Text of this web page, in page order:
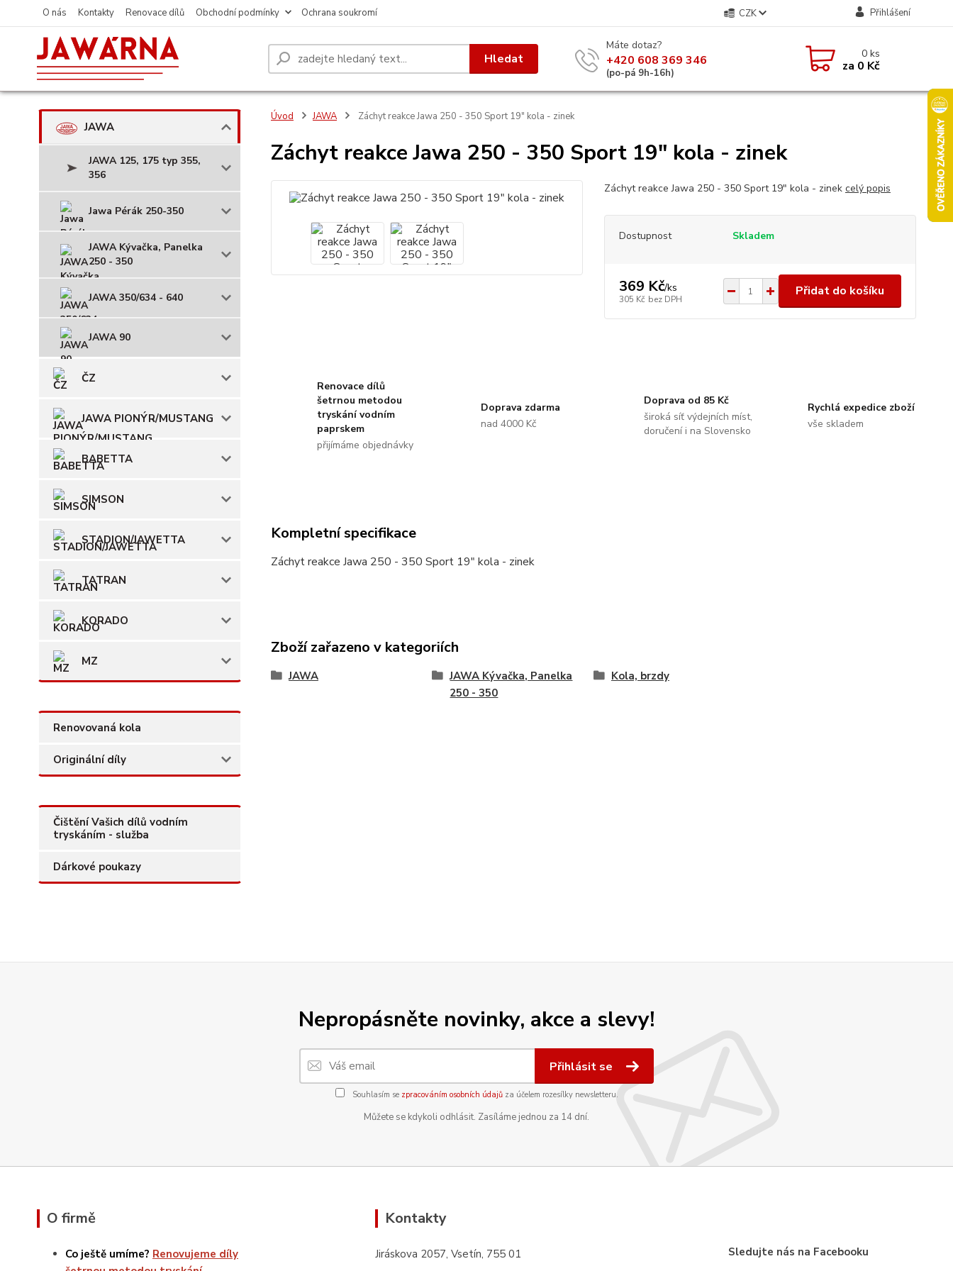
O nás Kontakty Renovace dílů Obchodní podmínky Ochrana soukromí CZK Přihlášení
Hledat
Máte dotaz?
+420 608 369 346
(po-pá 9h-16h)
0ks
za 0 Kč
JAWA
JAWA 125, 175 typ 355,
356
Jawa Pérák 250-350
JAWA Kývačka, Panelka
250 - 350
JAWA 350/634 - 640
JAWA 90
ČZ
JAWA PIONÝR/MUSTANG
BABETTA
SIMSON
STADION/JAWETTA
TATRAN
KORADO
MZ
Renovovaná kola
Originální díly
Čištění Vašich dílů vodním
tryskáním - služba
Dárkové poukazy
Úvod JAWA Záchyt reakce Jawa 250 - 350 Sport 19" kola - zinek
Záchyt reakce Jawa 250 - 350 Sport 19" kola - zinek
Záchyt reakce Jawa 250 - 350 Sport 19" kola - zinek celý popis
Dostupnost Skladem
369 Kč/ks
305 Kč bez DPH
Přidat do košíku
Renovace dílů
šetrnou metodou
tryskání vodním
paprskem
přijímáme objednávky
Doprava zdarma
nad 4000 Kč
Doprava od 85 Kč
široká síť výdejních míst,
doručení i na Slovensko
Rychlá expedice zboží
vše skladem
Kompletní specifikace
Záchyt reakce Jawa 250 - 350 Sport 19" kola - zinek
Zboží zařazeno v kategoriích
JAWA
JAWA Kývačka, Panelka
250 - 350
Kola, brzdy
Nepropásněte novinky, akce a slevy!
Přihlásit se
Souhlasím se zpracováním osobních údajůza účelem rozesílky newsletteru.
Můžete se kdykoli odhlásit. Zasíláme jednou za 14 dní.
O firmě
Co ještě umíme? Renovujeme díly
Kontakty
Jiráskova 2057, Vsetín, 755 01 Sledujte nás na Facebooku